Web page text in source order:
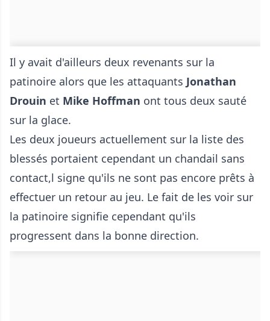
Il y avait d'ailleurs deux revenants sur la
patinoire alors que les attaquants Jonathan
Drouin et Mike Hoffman ont tous deux sauté
sur la glace.
Les deux joueurs actuellement sur la liste des
blessés portaient cependant un chandail sans
contact,l signe qu'ils ne sont pas encore prêts à
effectuer un retour au jeu. Le fait de les voir sur
la patinoire signifie cependant qu'ils
progressent dans la bonne direction.